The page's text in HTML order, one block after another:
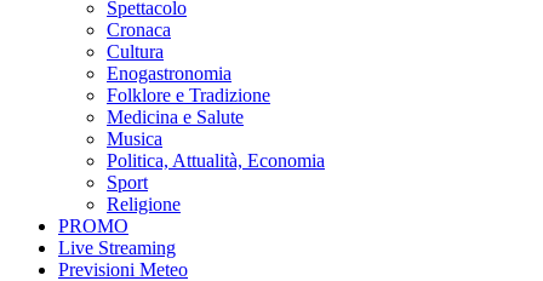
Spettacolo
Cronaca
Cultura
Enogastronomia
Folklore e Tradizione
Medicina e Salute
Musica
Politica, Attualità, Economia
Sport
Religione
PROMO
Live Streaming
Previsioni Meteo